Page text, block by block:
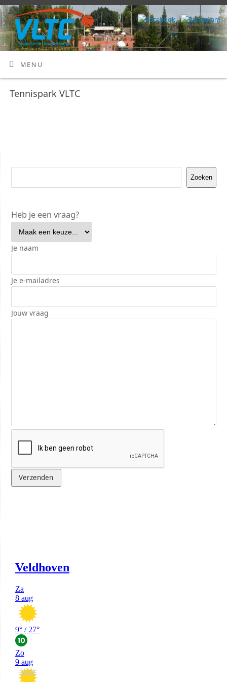
MENU
Tennispark VLTC
Zoeken
Heb je een vraag?
Je naam
Je e-mailadres
Jouw vraag